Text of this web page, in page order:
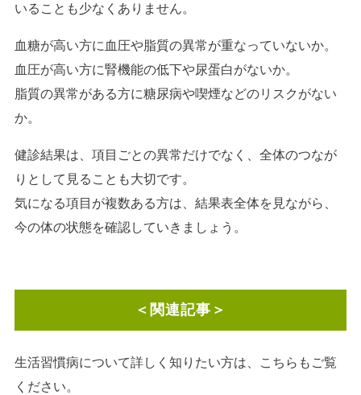
いることも少なくありません。
血糖が高い方に血圧や脂質の異常が重なっていないか。
血圧が高い方に腎機能の低下や尿蛋白がないか。
脂質の異常がある方に糖尿病や喫煙などのリスクがない
か。
健診結果は、項目ごとの異常だけでなく、全体のつなが
りとして見ることも大切です。
気になる項目が複数ある方は、結果表全体を見ながら、
今の体の状態を確認していきましょう。
＜関連記事＞
生活習慣病について詳しく知りたい方は、こちらもご覧
ください。